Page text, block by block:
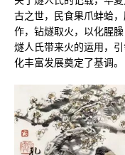
古之世，民食果爪蚌蛤
作，钻燧取火，以化腥
燧人氏带来火的运用，
化丰富发展奠定了基调。